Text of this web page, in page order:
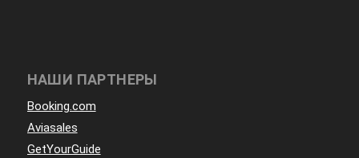
НАШИ ПАРТНЕРЫ
Booking.com
Aviasales
GetYourGuide